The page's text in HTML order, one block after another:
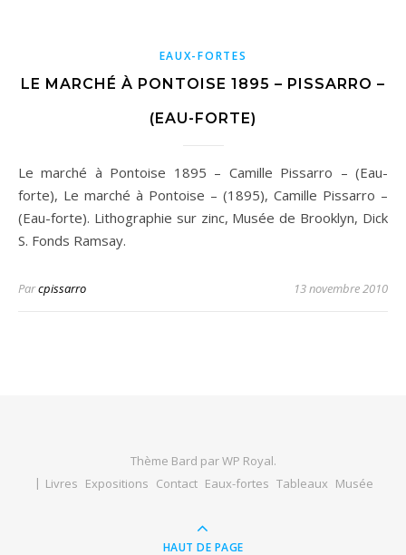
EAUX-FORTES
LE MARCHÉ À PONTOISE 1895 – PISSARRO –
(EAU-FORTE)
Le marché à Pontoise 1895 – Camille Pissarro – (Eau-
forte), Le marché à Pontoise – (1895), Camille Pissarro –
(Eau-forte). Lithographie sur zinc, Musée de Brooklyn, Dick
S. Fonds Ramsay.
Parcpissarro 13 novembre 2010
Thème Bard parWP Royal.
Livres Expositions Contact Eaux-fortes Tableaux Musée
HAUT DE PAGE